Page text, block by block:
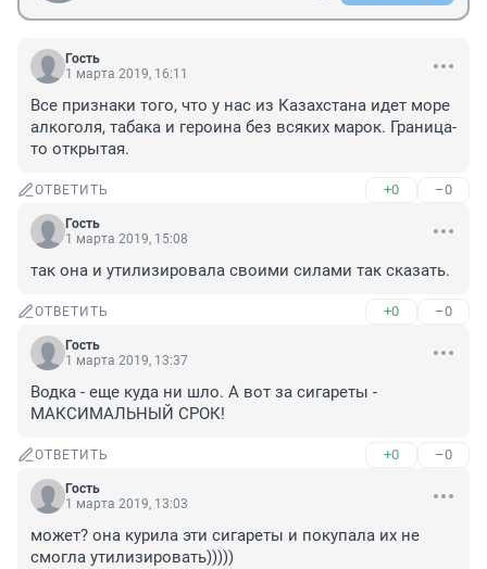
Гость
1 марта 2019, 16:11
Все признаки того, что у нас из Казахстана идет море
алкоголя, табака и героина без всяких марок. Граница-
то открытая.
ОТВЕТИТЬ +0 –0
Гость
1 марта 2019, 15:08
так она и утилизировала своими силами так сказать.
ОТВЕТИТЬ +0 –0
Гость
1 марта 2019, 13:37
Водка - еще куда ни шло. А вот за сигареты -
МАКСИМАЛЬНЫЙ СРОК!
ОТВЕТИТЬ +0 –0
Гость
1 марта 2019, 13:03
может? она курила эти сигареты и покупала их не
смогла утилизировать)))))